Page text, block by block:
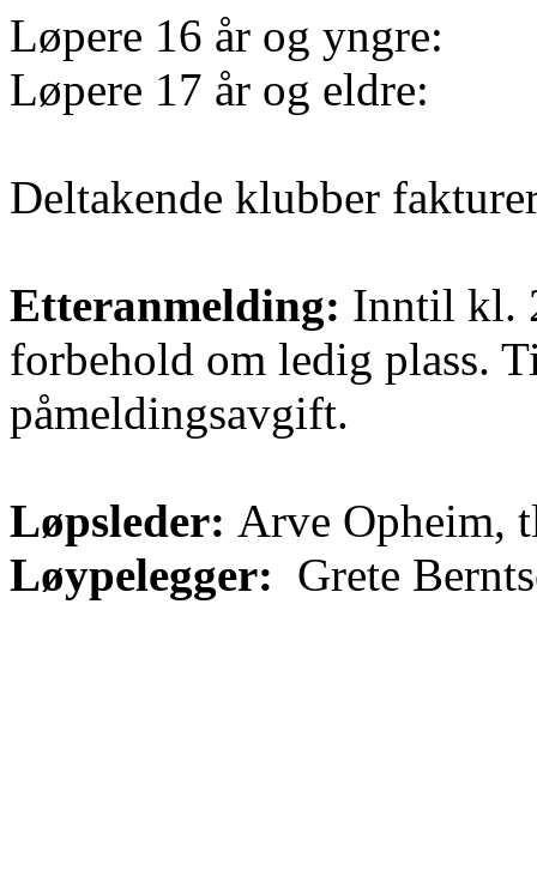
Løpere 16 år og yngre:
Løpere 17 år og eldre:
Deltakende klubber
Etteranmelding: Inntil kl.
forbehold om ledig plass.
påmeldingsavgift.
Løpsleder: Arve Opheim,
Løypelegger: Grete